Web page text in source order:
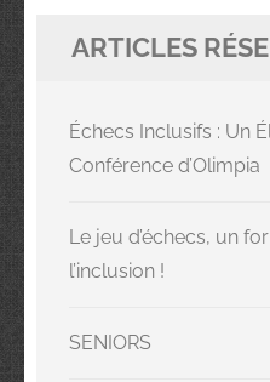
ARTICLES
Échecs Inclusifs : Un
Conférence d’Olimpia
Le jeu d’échecs, un
l’inclusion !
SENIORS